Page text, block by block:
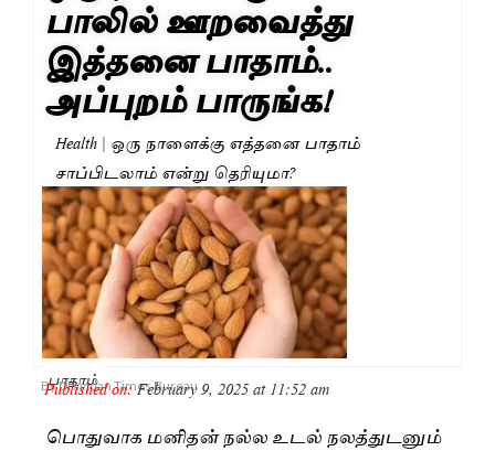
பாலில் ஊறவைத்து
இத்தனை பாதாம்..
அப்புறம் பாருங்க!
Health | ஒரு நாளைக்கு எத்தனை பாதாம்
சாப்பிடலாம் என்று தெரியுமா?
பாதாம்
ByDravidan Times Bureau
Published on:February 9, 2025 at 11:52 am
பொதுவாக மனிதன் நல்ல உடல் நலத்துடனும்